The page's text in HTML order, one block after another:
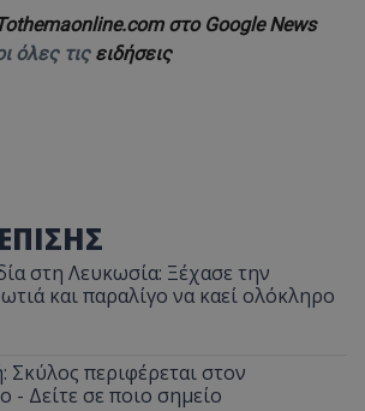
στο Google News
όλες τις ειδήσεις
στη Λευκωσία: Ξέχασε την
και παραλίγο να καεί ολόκληρο
περιφέρεται στον
- Δείτε σε ποιο σημείο